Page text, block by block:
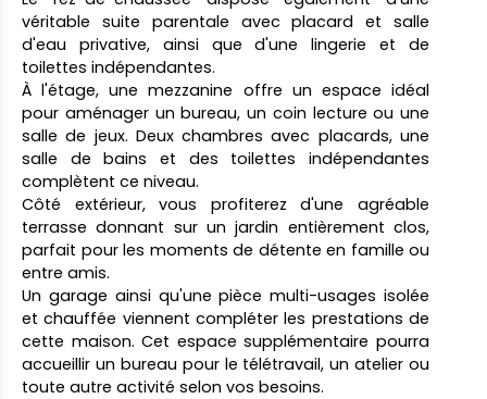
véritable suite parentale avec placard et salle
d'eau privative, ainsi que d'une lingerie et de
toilettes indépendantes.
À l'étage, une mezzanine offre un espace idéal
pour aménager un bureau, un coin lecture ou une
salle de jeux. Deux chambres avec placards, une
salle de bains et des toilettes indépendantes
complètent ce niveau.
Côté extérieur, vous profiterez d'une agréable
terrasse donnant sur un jardin entièrement clos,
parfait pour les moments de détente en famille ou
entre amis.
Un garage ainsi qu'une pièce multi-usages isolée
et chauffée viennent compléter les prestations de
cette maison. Cet espace supplémentaire pourra
accueillir un bureau pour le télétravail, un atelier ou
toute autre activité selon vos besoins.